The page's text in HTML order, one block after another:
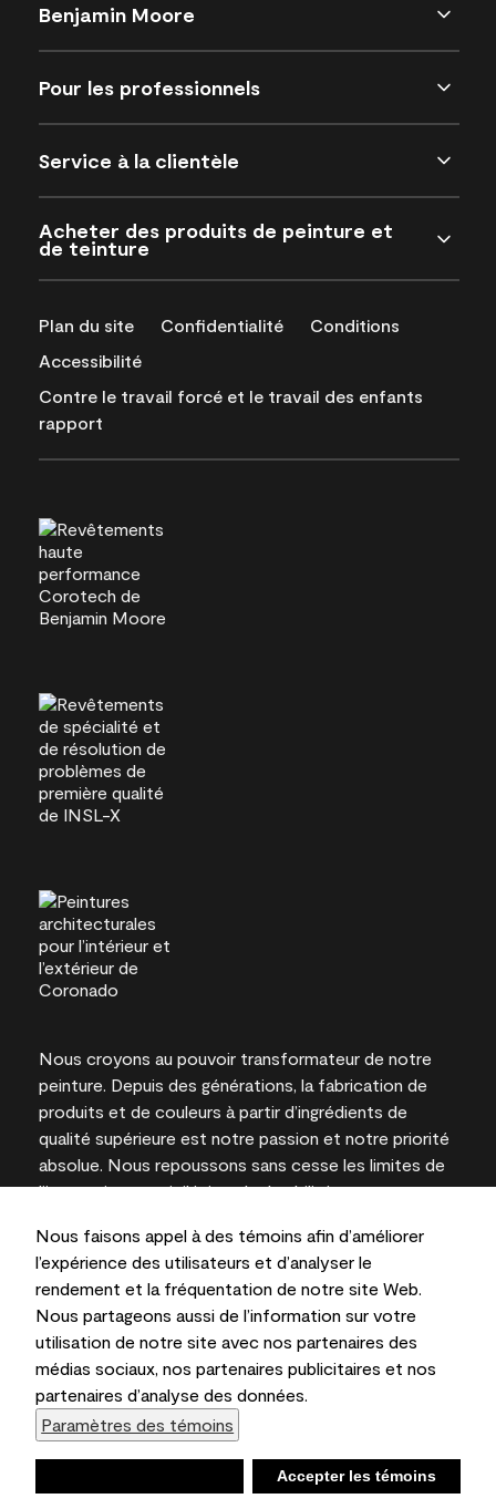
Nous faisons appel à des témoins afin d’améliorer
l’expérience des utilisateurs et d’analyser le
rendement et la fréquentation de notre site Web.
Nous partageons aussi de l’information sur votre
utilisation de notre site avec nos partenaires des
médias sociaux, nos partenaires publicitaires et nos
partenaires d’analyse des données.
Paramètres des témoins
Accepter les témoins
Benjamin Moore
Pour les professionnels
Service à la clientèle
Acheter des produits de peinture et
de teinture
Plan du site Confidentialité
Conditions
Accessibilité
Contre le travail forcé et le travail des enfants
rapport
Nous croyons au pouvoir transformateur de notre
peinture. Depuis des générations, la fabrication de
produits et de couleurs à partir d’ingrédients de
qualité supérieure est notre passion et notre priorité
absolue. Nous repoussons sans cesse les limites de
l’innovation et privilégions la durabilité pour
l’expertise locale.
Les couleurs représentées à l’écran et sur les
documents imprimés peuvent différer des couleurs
en contenant.